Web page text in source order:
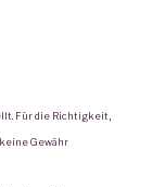
Für die Richtigkeit,
Gewähr